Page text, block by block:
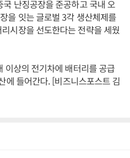
국 난징공장을 준공하고 국내 오
을 잇는 글로벌 3각 생산체제를
시장을 선도한다는 전략을 세웠
이상의 전기차에 배터리를 공급
에 들어간다. [비즈니스포스트 김